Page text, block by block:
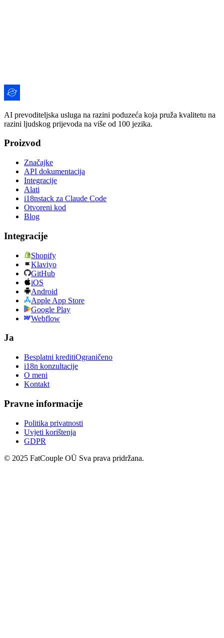
AI prevoditeljska usluga na razini poduzeća koja pruža kvalitetu na
razini ljudskog prijevoda na više od 100 jezika.
Proizvod
Značajke
API dokumentacija
Integracije
Alati
i18nstack za Claude Code
Otvoreni kod
Blog
Integracije
Shopify
Klaviyo
GitHub
iOS
Android
Apple App Store
Google Play
Webflow
Ja
Besplatni kreditiOgraničeno
i18n konzultacije
O meni
Kontakt
Pravne informacije
Politika privatnosti
Uvjeti korištenja
GDPR
© 2025 FatCouple OÜ Sva prava pridržana.